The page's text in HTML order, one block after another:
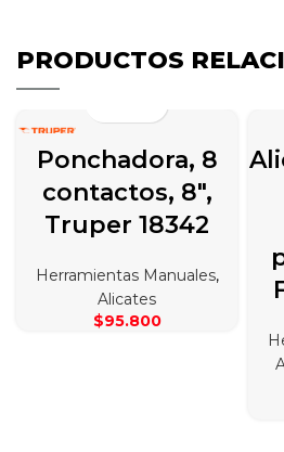
PRODUCTOS
Ponchadora, 8
contactos, 8″,
Truper 18342
Herramientas Manuales,
Alicates
$95.800